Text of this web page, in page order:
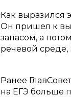
Как выразился
Он пришел к
запасом, а
речевой среде,
Ранее
на ЕГЭ больше